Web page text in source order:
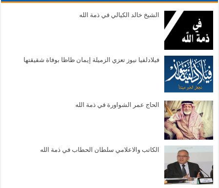
الشيخ خالد الكيالي في ذمة الله
فيلادلفيا نيوز تعزي الزميلة إيمان ظاظا بوفاة شقيقتها
الحاج عمر الشواورة في ذمة الله
الكاتب والاعلامي سلطان الحطاب في ذمة الله